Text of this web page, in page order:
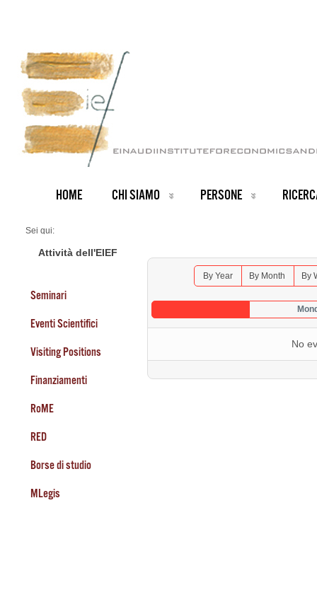
HOME CHI SIAMO PERSONE
Sei qui:
Seminars 2025
Attività dell'EIEF
Seminari
Eventi Scientifici
Visiting Positions
Finanziamenti
RoME
RED
Borse di studio
MLegis
By Year By Month By
No